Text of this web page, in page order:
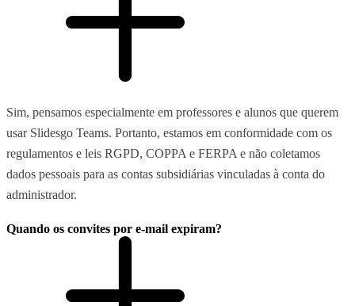
Sim, pensamos especialmente em professores e alunos que querem
usar Slidesgo Teams. Portanto, estamos em conformidade com os
regulamentos e leis RGPD, COPPA e FERPA e não coletamos
dados pessoais para as contas subsidiárias vinculadas à conta do
administrador.
Quando os convites por e-mail expiram?